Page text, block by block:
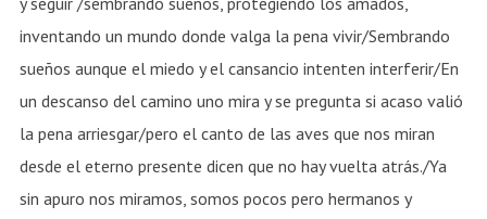
inventando un mundo donde valga la pena vivir/Sembrando
sueños aunque el miedo y el cansancio intenten interferir/En
un descanso del camino uno mira y se pregunta si acaso valió
la pena arriesgar/pero el canto de las aves que nos miran
desde el eterno presente dicen que no hay vuelta atrás./Ya
sin apuro nos miramos, somos pocos pero hermanos y